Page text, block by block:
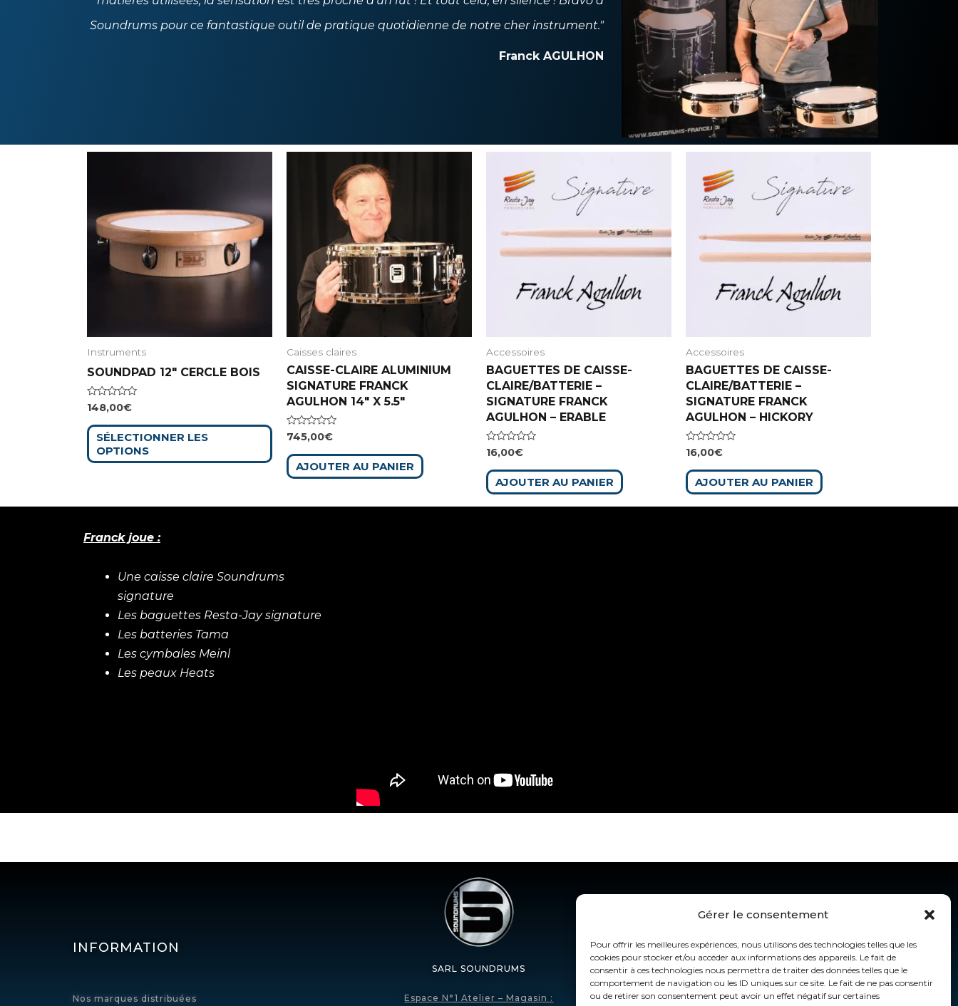
Gérer le consentement
Pour offrir les meilleures expériences, nous utilisons des technologies telles que les
cookies pour stocker et/ou accéder aux informations des appareils. Le fait de
consentir à ces technologies nous permettra de traiter des données telles que le
comportement de navigation ou les ID uniques sur ce site. Le fait de ne pas consentir
ou de retirer son consentement peut avoir un effet négatif sur certaines
Soundrums pour ce fantastique outil de pratique quotidienne de notre cher instrument."
Franck AGULHON
Instruments
SOUNDPAD 12″ CERCLE BOIS
Note
sur
5
148,00€
SÉLECTIONNER LES
OPTIONS
Caisses claires
CAISSE-CLAIRE ALUMINIUM
SIGNATURE FRANCK
AGULHON 14″ X 5.5″
Note
sur
5
745,00€
AJOUTER AU PANIER
Accessoires
BAGUETTES DE CAISSE-
CLAIRE/BATTERIE –
SIGNATURE FRANCK
AGULHON – ERABLE
Note
sur
5
16,00€
AJOUTER AU PANIER
Accessoires
BAGUETTES DE CAISSE-
CLAIRE/BATTERIE –
SIGNATURE FRANCK
AGULHON – HICKORY
Note
sur
5
16,00€
AJOUTER AU PANIER
Franck joue :
Une caisse claire Soundrums
signature
Les baguettes Resta-Jay signature
Les batteries Tama
Les cymbales Meinl
Les peaux Heats
INFORMATION
Nos marques distribuées
SARL SOUNDRUMS
Espace N°1 Atelier – Magasin :